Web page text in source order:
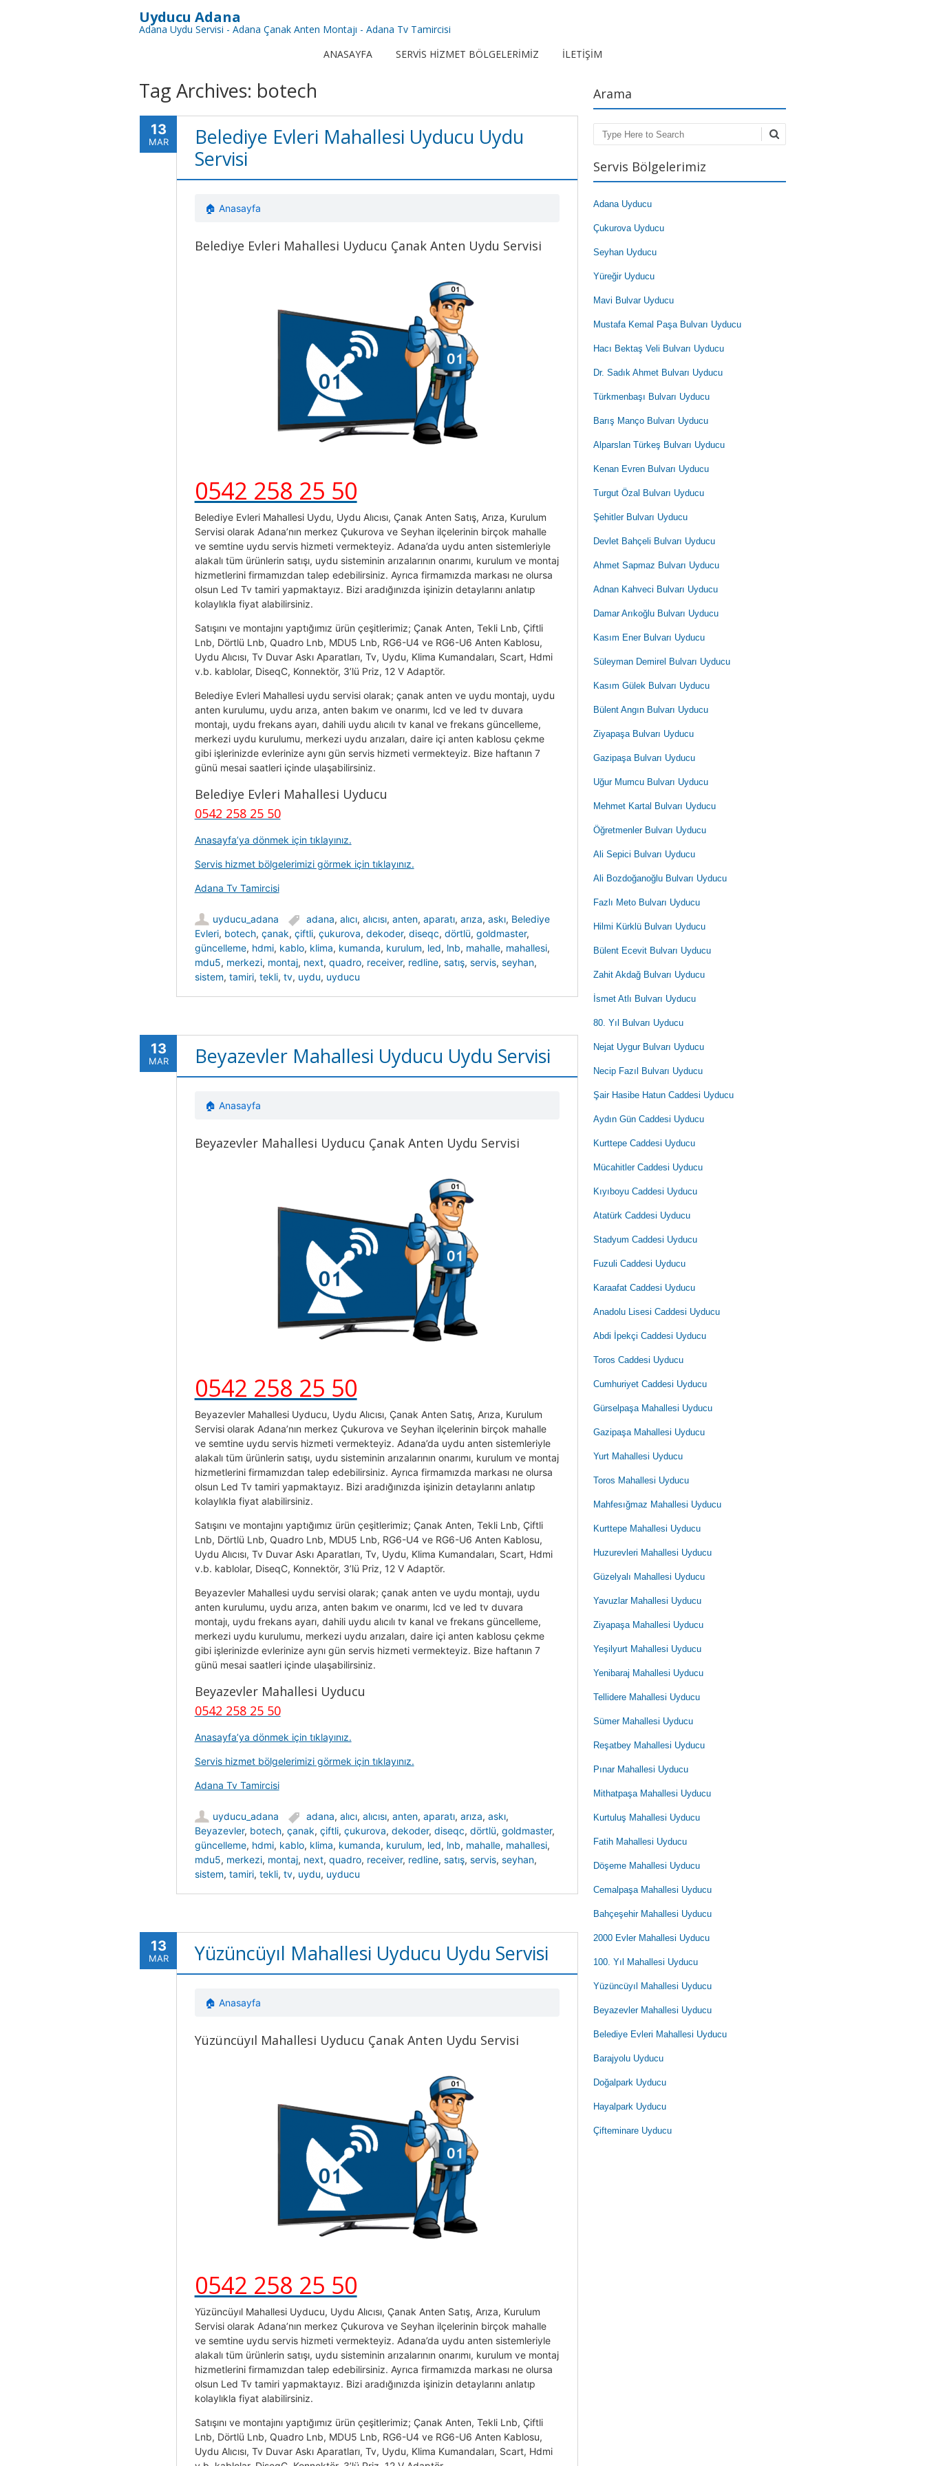
Uyducu Adana
Adana Uydu Servisi - Adana Çanak Anten Montajı - Adana Tv Tamircisi
ANASAYFA
SERVIS HIZMET BÖLGELERIMIZ İLETIŞIM
Tag Archives: botech
13
MAR
Belediye Evleri Mahallesi Uyducu Uydu
Servisi
🏠 Anasayfa
Belediye Evleri Mahallesi Uyducu Çanak Anten Uydu Servisi
0542 258 25 50
Belediye Evleri Mahallesi Uydu, Uydu Alıcısı, Çanak Anten Satış, Arıza, Kurulum
Servisi olarak Adana’nın merkez Çukurova ve Seyhan ilçelerinin birçok mahalle
ve semtine uydu servis hizmeti vermekteyiz. Adana’da uydu anten sistemleriyle
alakalı tüm ürünlerin satışı, uydu sisteminin arızalarının onarımı, kurulum ve montaj
hizmetlerini firmamızdan talep edebilirsiniz. Ayrıca firmamızda markası ne olursa
olsun Led Tv tamiri yapmaktayız. Bizi aradığınızda işinizin detaylarını anlatıp
kolaylıkla fiyat alabilirsiniz.
Satışını ve montajını yaptığımız ürün çeşitlerimiz; Çanak Anten, Tekli Lnb, Çiftli
Lnb, Dörtlü Lnb, Quadro Lnb, MDU5 Lnb, RG6-U4 ve RG6-U6 Anten Kablosu,
Uydu Alıcısı, Tv Duvar Askı Aparatları, Tv, Uydu, Klima Kumandaları, Scart, Hdmi
v.b. kablolar, DiseqC, Konnektör, 3’lü Priz, 12 V Adaptör.
Belediye Evleri Mahallesi uydu servisi olarak; çanak anten ve uydu montajı, uydu
anten kurulumu, uydu arıza, anten bakım ve onarımı, lcd ve led tv duvara
montajı, uydu frekans ayarı, dahili uydu alıcılı tv kanal ve frekans güncelleme,
merkezi uydu kurulumu, merkezi uydu arızaları, daire içi anten kablosu çekme
gibi işlerinizde evlerinize aynı gün servis hizmeti vermekteyiz. Bize haftanın 7
günü mesai saatleri içinde ulaşabilirsiniz.
Belediye Evleri Mahallesi Uyducu
0542 258 25 50
Anasayfa’ya dönmek için tıklayınız.
Servis hizmet bölgelerimizi görmek için tıklayınız.
Adana Tv Tamircisi
uyducu_adana adana, alıcı, alıcısı, anten, aparatı, arıza, askı, Belediye
Evleri, botech, çanak, çiftli, çukurova, dekoder, diseqc, dörtlü, goldmaster,
güncelleme, hdmi, kablo, klima, kumanda, kurulum, led, lnb, mahalle, mahallesi,
mdu5, merkezi, montaj, next, quadro, receiver, redline, satış, servis, seyhan,
sistem, tamiri, tekli, tv, uydu, uyducu
13
MAR Beyazevler Mahallesi Uyducu Uydu Servisi
🏠 Anasayfa
Beyazevler Mahallesi Uyducu Çanak Anten Uydu Servisi
0542 258 25 50
Beyazevler Mahallesi Uyducu, Uydu Alıcısı, Çanak Anten Satış, Arıza, Kurulum
Servisi olarak Adana’nın merkez Çukurova ve Seyhan ilçelerinin birçok mahalle
ve semtine uydu servis hizmeti vermekteyiz. Adana’da uydu anten sistemleriyle
alakalı tüm ürünlerin satışı, uydu sisteminin arızalarının onarımı, kurulum ve montaj
hizmetlerini firmamızdan talep edebilirsiniz. Ayrıca firmamızda markası ne olursa
olsun Led Tv tamiri yapmaktayız. Bizi aradığınızda işinizin detaylarını anlatıp
kolaylıkla fiyat alabilirsiniz.
Satışını ve montajını yaptığımız ürün çeşitlerimiz; Çanak Anten, Tekli Lnb, Çiftli
Lnb, Dörtlü Lnb, Quadro Lnb, MDU5 Lnb, RG6-U4 ve RG6-U6 Anten Kablosu,
Uydu Alıcısı, Tv Duvar Askı Aparatları, Tv, Uydu, Klima Kumandaları, Scart, Hdmi
v.b. kablolar, DiseqC, Konnektör, 3’lü Priz, 12 V Adaptör.
Beyazevler Mahallesi uydu servisi olarak; çanak anten ve uydu montajı, uydu
anten kurulumu, uydu arıza, anten bakım ve onarımı, lcd ve led tv duvara
montajı, uydu frekans ayarı, dahili uydu alıcılı tv kanal ve frekans güncelleme,
merkezi uydu kurulumu, merkezi uydu arızaları, daire içi anten kablosu çekme
gibi işlerinizde evlerinize aynı gün servis hizmeti vermekteyiz. Bize haftanın 7
günü mesai saatleri içinde ulaşabilirsiniz.
Beyazevler Mahallesi Uyducu
0542 258 25 50
Anasayfa’ya dönmek için tıklayınız.
Servis hizmet bölgelerimizi görmek için tıklayınız.
Adana Tv Tamircisi
uyducu_adana adana, alıcı, alıcısı, anten, aparatı, arıza, askı,
Beyazevler, botech, çanak, çiftli, çukurova, dekoder, diseqc, dörtlü, goldmaster,
güncelleme, hdmi, kablo, klima, kumanda, kurulum, led, lnb, mahalle, mahallesi,
mdu5, merkezi, montaj, next, quadro, receiver, redline, satış, servis, seyhan,
sistem, tamiri, tekli, tv, uydu, uyducu
13
MAR Yüzüncüyıl Mahallesi Uyducu Uydu Servisi
🏠 Anasayfa
Yüzüncüyıl Mahallesi Uyducu Çanak Anten Uydu Servisi
0542 258 25 50
Yüzüncüyıl Mahallesi Uyducu, Uydu Alıcısı, Çanak Anten Satış, Arıza, Kurulum
Servisi olarak Adana’nın merkez Çukurova ve Seyhan ilçelerinin birçok mahalle
ve semtine uydu servis hizmeti vermekteyiz. Adana’da uydu anten sistemleriyle
alakalı tüm ürünlerin satışı, uydu sisteminin arızalarının onarımı, kurulum ve montaj
hizmetlerini firmamızdan talep edebilirsiniz. Ayrıca firmamızda markası ne olursa
olsun Led Tv tamiri yapmaktayız. Bizi aradığınızda işinizin detaylarını anlatıp
kolaylıkla fiyat alabilirsiniz.
Satışını ve montajını yaptığımız ürün çeşitlerimiz; Çanak Anten, Tekli Lnb, Çiftli
Lnb, Dörtlü Lnb, Quadro Lnb, MDU5 Lnb, RG6-U4 ve RG6-U6 Anten Kablosu,
Uydu Alıcısı, Tv Duvar Askı Aparatları, Tv, Uydu, Klima Kumandaları, Scart, Hdmi
Arama
Search
Servis Bölgelerimiz
Adana Uyducu
Çukurova Uyducu
Seyhan Uyducu
Yüreğir Uyducu
Mavi Bulvar Uyducu
Mustafa Kemal Paşa Bulvarı Uyducu
Hacı Bektaş Veli Bulvarı Uyducu
Dr. Sadık Ahmet Bulvarı Uyducu
Türkmenbaşı Bulvarı Uyducu
Barış Manço Bulvarı Uyducu
Alparslan Türkeş Bulvarı Uyducu
Kenan Evren Bulvarı Uyducu
Turgut Özal Bulvarı Uyducu
Şehitler Bulvarı Uyducu
Devlet Bahçeli Bulvarı Uyducu
Ahmet Sapmaz Bulvarı Uyducu
Adnan Kahveci Bulvarı Uyducu
Damar Arıkoğlu Bulvarı Uyducu
Kasım Ener Bulvarı Uyducu
Süleyman Demirel Bulvarı Uyducu
Kasım Gülek Bulvarı Uyducu
Bülent Angın Bulvarı Uyducu
Ziyapaşa Bulvarı Uyducu
Gazipaşa Bulvarı Uyducu
Uğur Mumcu Bulvarı Uyducu
Mehmet Kartal Bulvarı Uyducu
Öğretmenler Bulvarı Uyducu
Ali Sepici Bulvarı Uyducu
Ali Bozdoğanoğlu Bulvarı Uyducu
Fazlı Meto Bulvarı Uyducu
Hilmi Kürklü Bulvarı Uyducu
Bülent Ecevit Bulvarı Uyducu
Zahit Akdağ Bulvarı Uyducu
İsmet Atlı Bulvarı Uyducu
80. Yıl Bulvarı Uyducu
Nejat Uygur Bulvarı Uyducu
Necip Fazıl Bulvarı Uyducu
Şair Hasibe Hatun Caddesi Uyducu
Aydın Gün Caddesi Uyducu
Kurttepe Caddesi Uyducu
Mücahitler Caddesi Uyducu
Kıyıboyu Caddesi Uyducu
Atatürk Caddesi Uyducu
Stadyum Caddesi Uyducu
Fuzuli Caddesi Uyducu
Karaafat Caddesi Uyducu
Anadolu Lisesi Caddesi Uyducu
Abdi İpekçi Caddesi Uyducu
Toros Caddesi Uyducu
Cumhuriyet Caddesi Uyducu
Gürselpaşa Mahallesi Uyducu
Gazipaşa Mahallesi Uyducu
Yurt Mahallesi Uyducu
Toros Mahallesi Uyducu
Mahfesığmaz Mahallesi Uyducu
Kurttepe Mahallesi Uyducu
Huzurevleri Mahallesi Uyducu
Güzelyalı Mahallesi Uyducu
Yavuzlar Mahallesi Uyducu
Ziyapaşa Mahallesi Uyducu
Yeşilyurt Mahallesi Uyducu
Yenibaraj Mahallesi Uyducu
Tellidere Mahallesi Uyducu
Sümer Mahallesi Uyducu
Reşatbey Mahallesi Uyducu
Pınar Mahallesi Uyducu
Mithatpaşa Mahallesi Uyducu
Kurtuluş Mahallesi Uyducu
Fatih Mahallesi Uyducu
Döşeme Mahallesi Uyducu
Cemalpaşa Mahallesi Uyducu
Bahçeşehir Mahallesi Uyducu
2000 Evler Mahallesi Uyducu
100. Yıl Mahallesi Uyducu
Yüzüncüyıl Mahallesi Uyducu
Beyazevler Mahallesi Uyducu
Belediye Evleri Mahallesi Uyducu
Barajyolu Uyducu
Doğalpark Uyducu
Hayalpark Uyducu
Çifteminare Uyducu